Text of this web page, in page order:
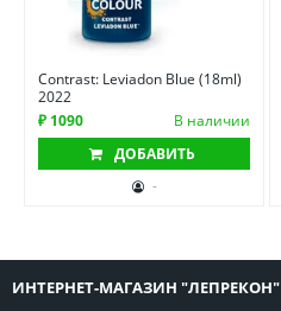
Contrast: Leviadon Blue (18ml)
2022
₽ 1090
В наличии
ДОБАВИТЬ
-
ИНТЕРНЕТ-МАГАЗИН "ЛЕПРЕКОН"